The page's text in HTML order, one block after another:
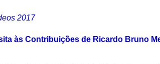
2017
às Contribuições de Ricardo Bruno